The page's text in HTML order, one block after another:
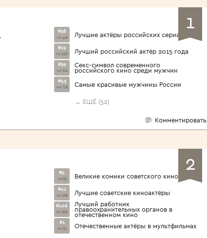
<1960>
1
#38
из 446 Лучшие актёры российских сериалов
#19
из 120 Лучший российский актёр 2015 года
#39
из 222
Секс-символ современного
российского кино среди мужчин
#53
из 716 Самые красивые мужчины России
→ ЕЩЁ (52)
Комментировать
2
#5
из 55 Великие комики советского кино
#21
из 295 Лучшие советские киноактёры
#106
из 206
Лучший работник
правоохранительных органов в
отечественном кино
#1
из 61 Отечественные актёры в мультфильмах